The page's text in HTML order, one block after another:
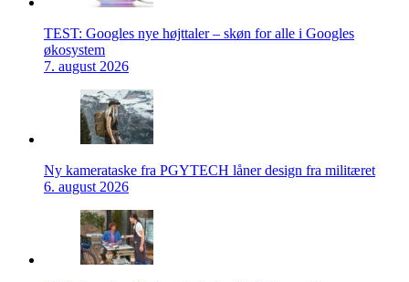
TEST: Googles nye højttaler – skøn for alle i Googles
økosystem
7. august 2026
Ny kamerataske fra PGYTECH låner design fra militæret
6. august 2026